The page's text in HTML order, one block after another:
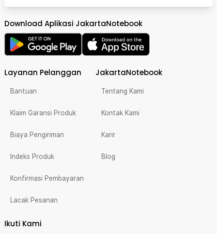
Download Aplikasi JakartaNotebook
Layanan Pelanggan
Bantuan
Klaim Garansi Produk
Biaya Pengiriman
Indeks Produk
Konfirmasi Pembayaran
Lacak Pesanan
JakartaNotebook
Tentang Kami
Kontak Kami
Karir
Blog
Ikuti Kami